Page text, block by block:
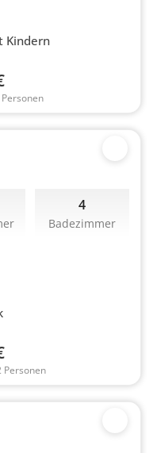
Kindern
4
Badezimmer
Personen